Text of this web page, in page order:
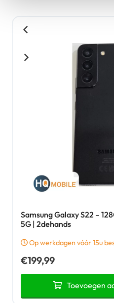
Samsung Galaxy S22 –
5G | 2dehands
Op werkdagen vóór 15u
€199,99
Toevoegen